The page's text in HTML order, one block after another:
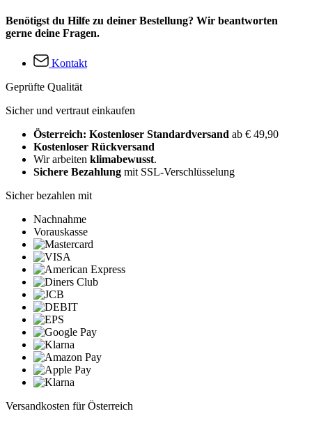
Benötigst du Hilfe zu deiner Bestellung? Wir beantworten
gerne deine Fragen.
Kontakt
Geprüfte Qualität
Sicher und vertraut einkaufen
Österreich: Kostenloser Standardversand ab € 49,90
Kostenloser Rückversand
Wir arbeiten klimabewusst.
Sichere Bezahlung mit SSL-Verschlüsselung
Sicher bezahlen mit
Nachnahme
Vorauskasse
Versandkosten für Österreich